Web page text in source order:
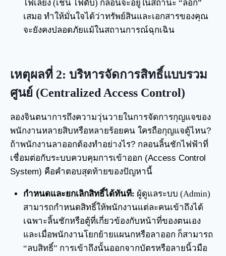
ไฟเลี้ยง (เช่น ไฟดับ) กลอนจะอยู่ในสถานะ “ล็อก”
เสมอ ทำให้มั่นใจได้ว่าทรัพย์สินและเอกสารของคุณ
จะยังคงปลอดภัยแม้ในสถานการณ์ฉุกเฉิน
เหตุผลที่ 2: บริหารจัดการสิทธิ์แบบรวม
ศูนย์ (Centralized Access Control)
ลองจินตนาการถึงความวุ่นวายในการจัดการกุญแจของ
พนักงานหลายสิบหรือหลายร้อยคน ใครถือกุญแจตู้ไหน?
ถ้าพนักงานลาออกต้องทำอย่างไร? กลอนลิ้นชักไฟฟ้าที่
เชื่อมต่อกับระบบควบคุมการเข้าออก (Access Control
System) คือคำตอบสุดท้ายของปัญหานี้
กำหนดและยกเลิกสิทธิ์ได้ทันที: ผู้ดูแลระบบ (Admin)
สามารถกำหนดสิทธิ์ให้พนักงานแต่ละคนเข้าถึงได้
เฉพาะลิ้นชักหรือตู้ที่เกี่ยวข้องกับหน้าที่ของตนเอง
และเมื่อพนักงานโยกย้ายแผนกหรือลาออก ก็สามารถ
“ลบสิทธิ์” การเข้าถึงนั้นออกจากบัตรหรือลายนิ้วมือ